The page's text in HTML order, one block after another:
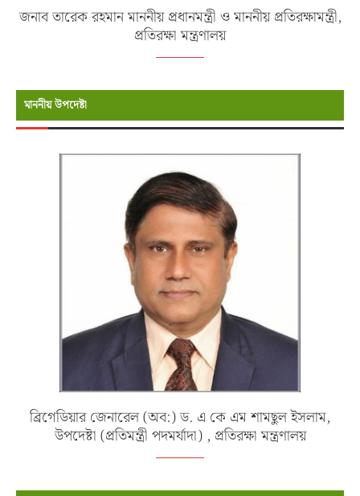
জনাব তারেক রহমান মাননীয় প্রধানমন্ত্রী ও মাননীয় প্রতিরক্ষামন্ত্রী,
প্রতিরক্ষা মন্ত্রণালয়
মাননীয় উপদেষ্টা
ব্রিগেডিয়ার জেনারেল (অব:) ড. এ কে এম শামছুল ইসলাম,
উপদেষ্টা (প্রতিমন্ত্রী পদমর্যাদা) , প্রতিরক্ষা মন্ত্রণালয়